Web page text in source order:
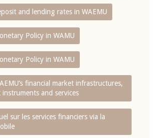
and lending rates in WAEMU
Policy in WAMU
Policy in WAMU
financial market infrastructures,
instruments and services
sur les services financiers via la